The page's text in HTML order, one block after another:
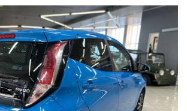
personalizzati e polizze assicurative
sono indicati nel contratto di vendita,
di garanzia.